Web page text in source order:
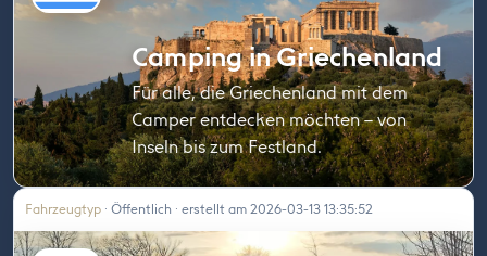
Camping in Griechenland
Für alle, die Griechenland mit dem
Camper entdecken möchten – von
Inseln bis zum Festland.
Fahrzeugtyp · Öffentlich · erstellt am 2026-03-13 13:35:52